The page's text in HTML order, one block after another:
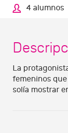
4 alumnos
La
femeninos
solía mostrar